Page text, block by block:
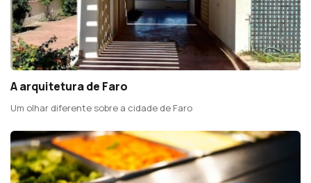
A arquitetura de Faro
Um olhar diferente sobre a cidade de Faro